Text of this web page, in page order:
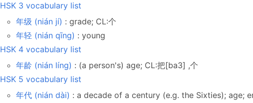
HSK 3 vocabulary list
年级 (nián jí) : grade; CL:个
年轻 (nián qīng) : young
HSK 4 vocabulary list
年龄 (nián líng) : (a person's) age; CL:把[ba3] ,个
HSK 5 vocabulary list
年代 (nián dài) : a decade of a century (e.g. the Sixties); age;